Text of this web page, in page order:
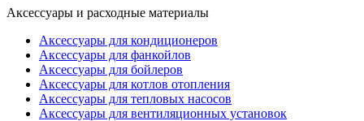
Аксессуары и расходные материалы
Аксессуары для кондиционеров
Аксессуары для фанкойлов
Аксессуары для бойлеров
Аксессуары для котлов отопления
Аксессуары для тепловых насосов
Аксессуары для вентиляционных установок